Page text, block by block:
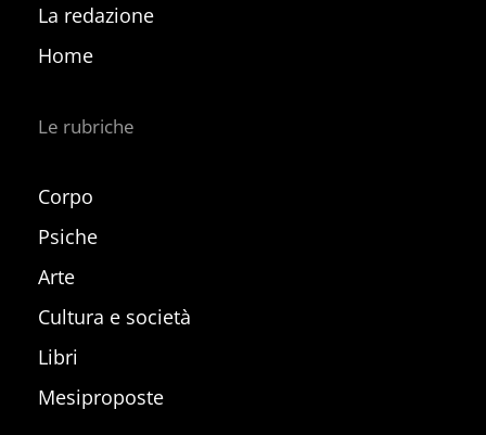
La redazione
Home
Le rubriche
Corpo
Psiche
Arte
Cultura e società
Libri
Mesiproposte